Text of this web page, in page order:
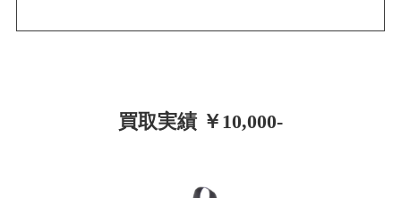
買取実績 ￥10,000-